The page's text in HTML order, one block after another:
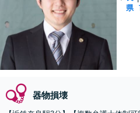
県
器物損壊